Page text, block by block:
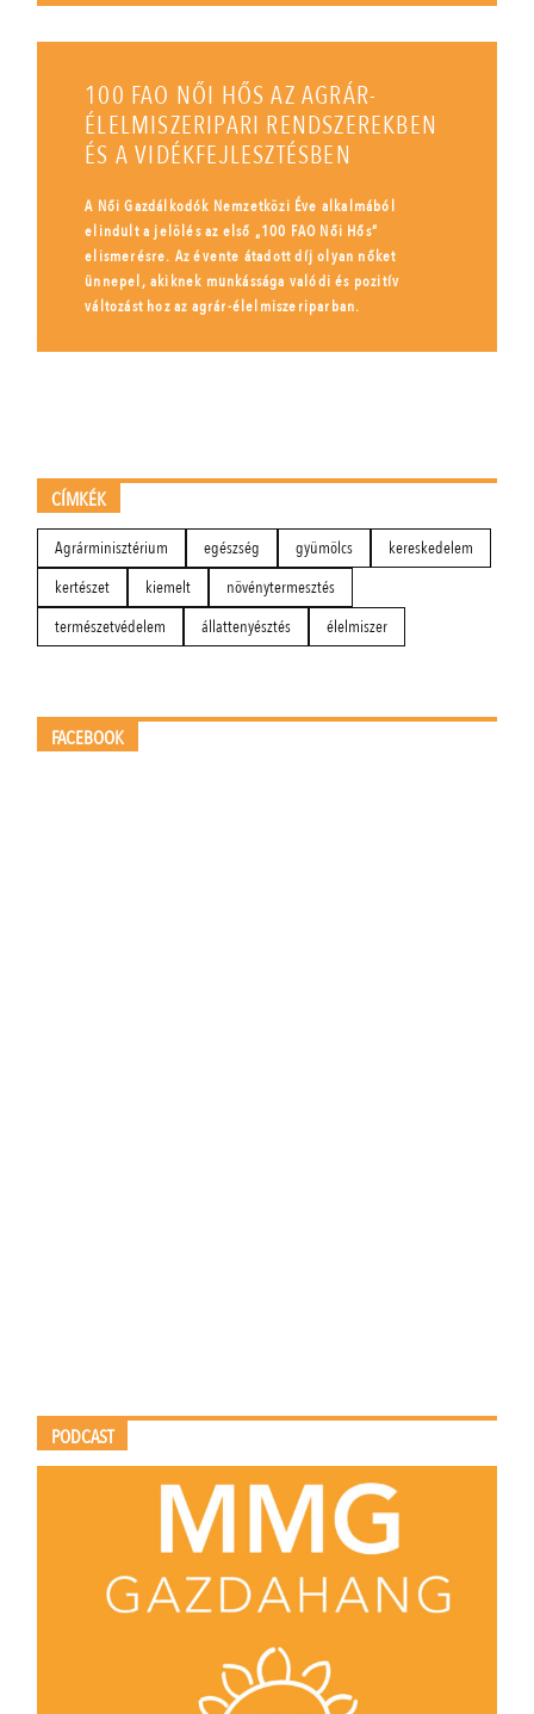
100 FAO NŐI HŐS AZ AGRÁR-
ÉLELMISZERIPARI RENDSZEREKBEN
ÉS A VIDÉKFEJLESZTÉSBEN
A Női Gazdálkodók Nemzetközi Éve alkalmából
elindult a jelölés az első „100 FAO Női Hős”
elismerésre. Az évente átadott díj olyan nőket
ünnepel, akiknek munkássága valódi és pozitív
változást hoz az agrár-élelmiszeriparban.
CÍMKÉK
Agrárminisztérium egészség gyümölcs
kereskedelem
kertészet
kiemelt
növénytermesztés
természetvédelem
állattenyésztés élelmiszer
FACEBOOK
PODCAST